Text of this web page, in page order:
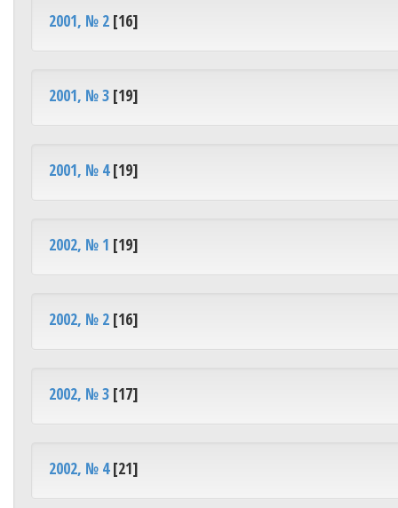
2001, № 2 [16]
2001, № 3 [19]
2001, № 4[19]
2002, № 1 [19]
2002, № 2 [16]
2002, № 3 [17]
2002, № 4[21]